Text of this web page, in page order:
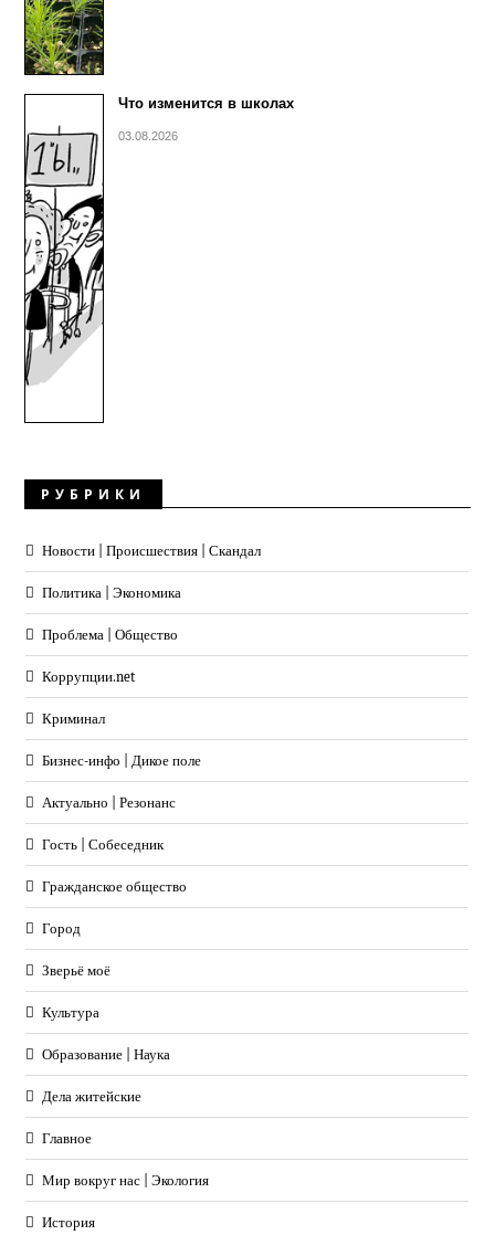
Что изменится в школах
03.08.2026
РУБРИКИ
Новости | Происшествия | Скандал
Политика | Экономика
Проблема | Общество
Коррупции.net
Криминал
Бизнес-инфо | Дикое поле
Актуально | Резонанс
Гость | Собеседник
Гражданское общество
Город
Зверьё моё
Культура
Образование | Наука
Дела житейские
Главное
Мир вокруг нас | Экология
История